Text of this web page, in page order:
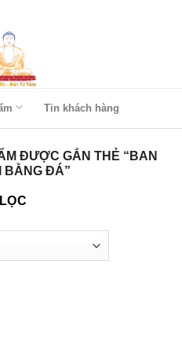
Tin khách hàng
ĐƯỢC GẮN THẺ “BAN
BẰNG ĐÁ”
LỌC